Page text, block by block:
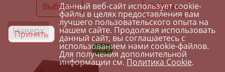
Выбрать Выбрать
+10%
Наверх
Принять
Данный веб-сайт использует cookie-
файлы в целях предоставления вам
лучшего пользовательского опыта на
нашем сайте. Продолжая использовать
данный сайт, вы соглашаетесь с
использованием нами cookie-файлов.
Для получения дополнительной
информации см.Политика Cookie.